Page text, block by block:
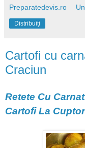
Preparatedevis.ro
Distribuiți
Cartofi cu
Craciun
Retete Cu
Cartofi La Cuptor